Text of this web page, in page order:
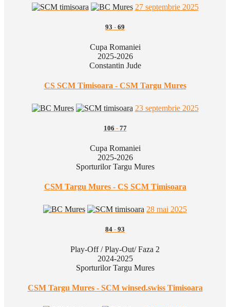
27 septembrie 2025
93 - 69
Cupa Romaniei
2025-2026
Constantin Jude
CS SCM Timisoara - CSM Targu Mures
23 septembrie 2025
106 - 77
Cupa Romaniei
2025-2026
Sporturilor Targu Mures
CSM Targu Mures - CS SCM Timisoara
28 mai 2025
84 - 93
Play-Off / Play-Out/ Faza 2
2024-2025
Sporturilor Targu Mures
CSM Targu Mures - SCM winsed.swiss Timisoara